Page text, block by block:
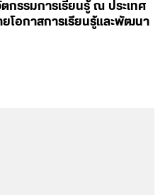
กรรมการเรียนรู้ ณ ประเทศ
ยโอกาสการเรียนรู้และพัฒนา